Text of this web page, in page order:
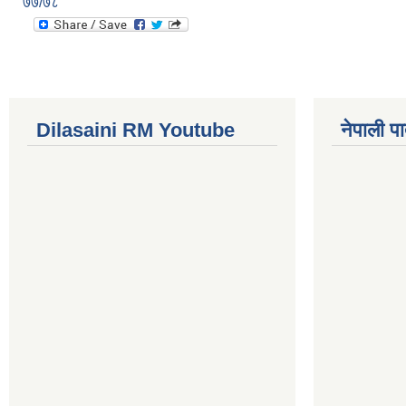
Dilasaini RM Youtube नेपाली